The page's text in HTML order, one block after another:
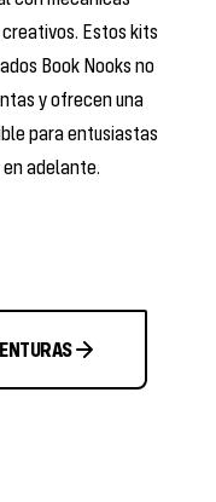
Estos kits
Book Nooks no
y ofrecen una
para entusiastas
adelante.